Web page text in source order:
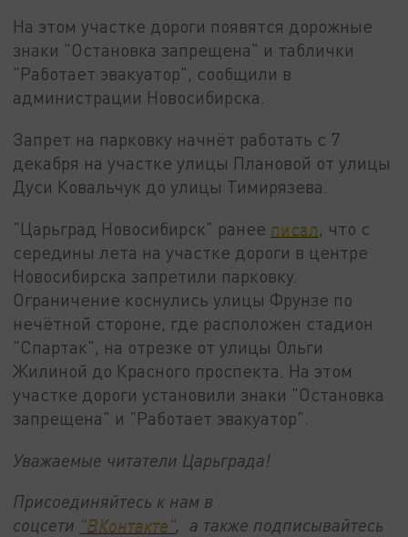
На этом участке дороги появятся дорожные
знаки "Остановка запрещена" и таблички
"Работает эвакуатор", сообщили в
администрации Новосибирска.
Запрет на парковку начнёт работать с 7
декабря на участке улицы Плановой от улицы
Дуси Ковальчук до улицы Тимирязева.
"Царьград Новосибирск" ранее писал, что с
середины лета на участке дороги в центре
Новосибирска запретили парковку.
Ограничение коснулись улицы Фрунзе по
нечётной стороне, где расположен стадион
"Спартак", на отрезке от улицы Ольги
Жилиной до Красного проспекта. На этом
участке дороги установили знаки "Остановка
запрещена" и "Работает эвакуатор".
Уважаемые читатели Царьграда!
Присоединяйтесь к нам в
соцсети "ВКонтакте", а также подписывайтесь